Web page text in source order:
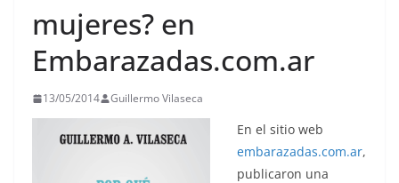
mujeres? en
Embarazadas.com.ar
13/05/2014 Guillermo Vilaseca
En el sitio web
embarazadas.com.ar,
publicaron una